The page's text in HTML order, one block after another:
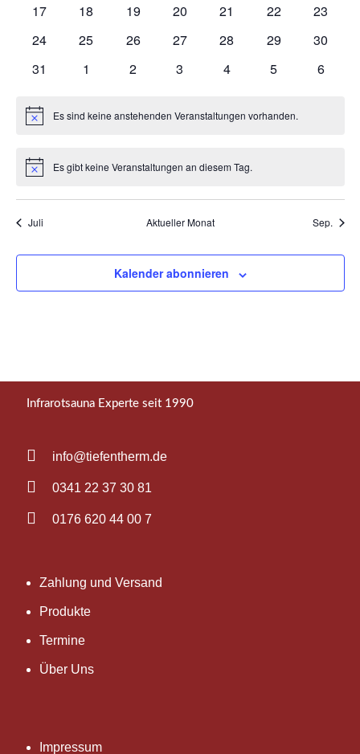
0
17
0
18
0
19
0
20
0
21
0
22
0
23
0
24
0
25
0
26
0
27
0
28
0
29
0
30
0
31
0
1
0
2
0
3
0
4
0
5
0
6
HinweisEs sind keine anstehenden Veranstaltungen vorhanden.
HinweisEs gibt keine Veranstaltungen an diesem Tag.
Juli Aktueller Monat Sep.
Kalender abonnieren
Infrarotsauna Experte seit 1990
 info@tiefentherm.de
 0341 22 37 30 81
 0176 620 44 00 7
Zahlung und Versand
Produkte
Termine
Über Uns
Impressum